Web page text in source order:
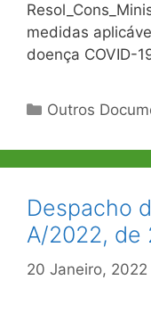
medidas
doença COVID-
Categorias
Outros
Despacho
A/2022, de
20 Janeiro, 2022